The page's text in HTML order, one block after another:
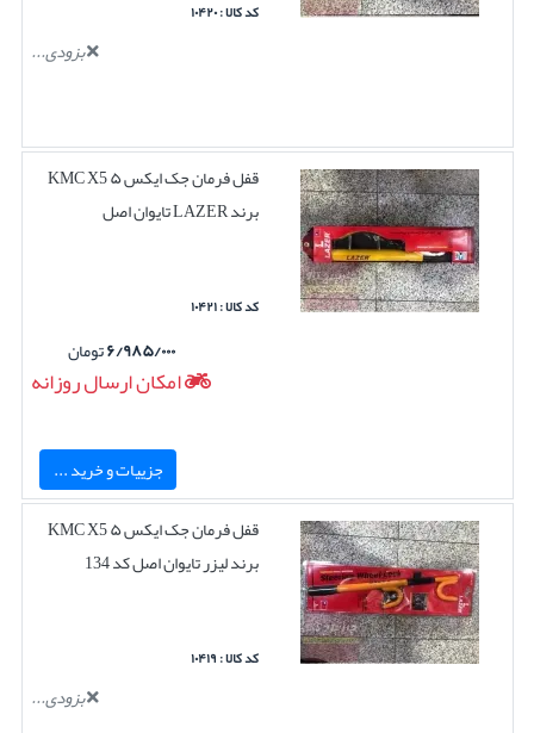
کد کالا : ۱۰۴۲۰
بزودی...
قفل فرمان جک ایکس ۵ KMC X5
برند LAZER تایوان اصل
کد کالا : ۱۰۴۲۱
۶/۹۸۵/۰۰۰تومان
امکان ارسال روزانه
جزییات و خرید ...
قفل فرمان جک ایکس ۵ KMC X5
برند لیزر تایوان اصل کد 134
کد کالا : ۱۰۴۱۹
بزودی...